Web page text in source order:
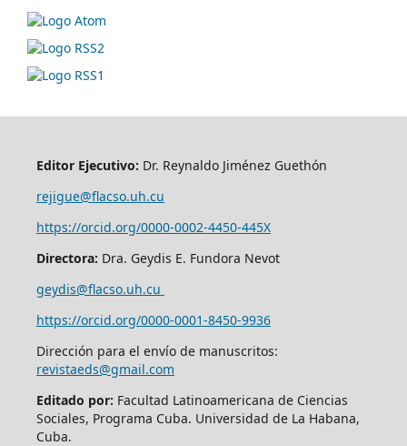
Editor Ejecutivo: Dr. Reynaldo Jiménez Guethón
rejigue@flacso.uh.cu
https://orcid.org/0000-0002-4450-445X
Directora: Dra. Geydis E. Fundora Nevot
geydis@flacso.uh.cu
https://orcid.org/0000-0001-8450-9936
Dirección para el envío de manuscritos:
revistaeds@gmail.com
Editado por: Facultad Latinoamericana de Ciencias
Sociales, Programa Cuba. Universidad de La Habana,
Cuba.